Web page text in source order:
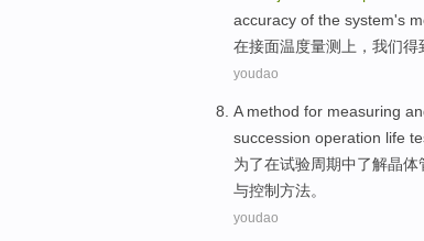
accuracy of the system's
在接面温度量测 上， 我们得
youdao
Amethod for measuring
succession operation life
为了在试验周期中了解晶体
与控制方法。
youdao